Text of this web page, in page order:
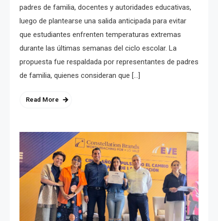
padres de familia, docentes y autoridades educativas,
luego de plantearse una salida anticipada para evitar
que estudiantes enfrenten temperaturas extremas
durante las últimas semanas del ciclo escolar. La
propuesta fue respaldada por representantes de padres
de familia, quienes consideran que […]
Read More